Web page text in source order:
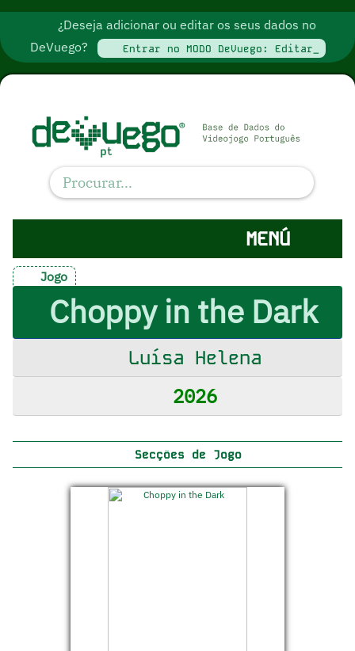
¿Deseja adicionar ou editar os seus dados no
DeVuego?
Entrar no MODO DeVuego: Editar_
MENÚ
Jogo
Choppy in the Dark
Luísa Helena
2026
Secções de Jogo